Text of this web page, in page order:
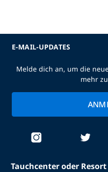
Tauchcenter oder Resort
E-MAIL-UPDATES
Melde dich an, um die
mehr